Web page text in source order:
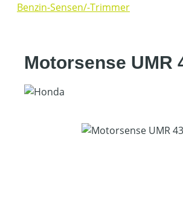
Benzin-Sensen/-Trimmer
Motorsense UMR
Bildergalerie überspringen